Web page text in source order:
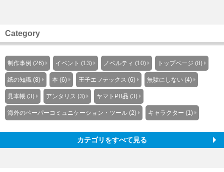
Category
制作事例 (26) イベント (13) ノベルティ (10) トップページ (8)
紙の知識 (8) 本 (6) 王子エフテックス (6) 無駄にしない (4)
見本帳 (3) アンタリス (3) ヤマトPB品 (3)
海外のペーパーコミュニケーション・ツール (2) キャラクター (1)
カテゴリをすべて見る